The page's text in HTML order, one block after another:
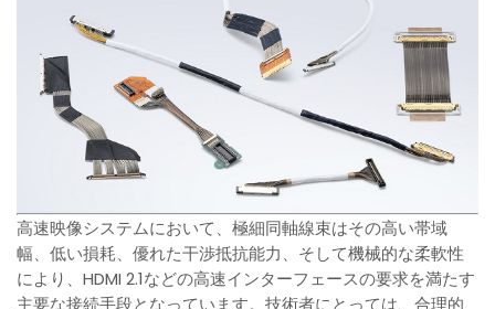
高速映像システムにおいて、極細同軸線束はその高い帯域
幅、低い損耗、優れた干渉抵抗能力、そして機械的な柔軟性
により、HDMI 2.1などの高速インターフェースの要求を満たす
主要な接続手段となっています。技術者にとっては、合理的